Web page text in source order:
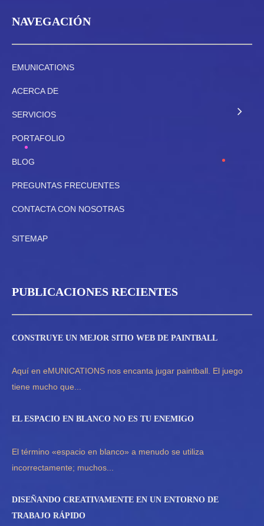
NAVEGACIÓN
EMUNICATIONS
ACERCA DE
SERVICIOS
PORTAFOLIO
BLOG
PREGUNTAS FRECUENTES
CONTACTA CON NOSOTRAS
SITEMAP
PUBLICACIONES RECIENTES
CONSTRUYE UN MEJOR SITIO WEB DE PAINTBALL
Aquí en eMUNICATIONS nos encanta jugar paintball. El juego
tiene mucho que...
EL ESPACIO EN BLANCO NO ES TU ENEMIGO
El término «espacio en blanco» a menudo se utiliza
incorrectamente; muchos...
DISEÑANDO CREATIVAMENTE EN UN ENTORNO DE
TRABAJO RÁPIDO